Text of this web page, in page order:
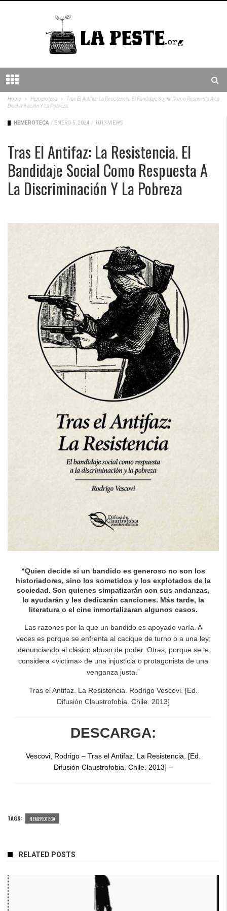
Home Hemeroteca
Tras El Antifaz: La Resistencia. El Bandidaje Social Como Respuesta A La
Discriminación Y La Pobreza
HEMEROTECA / ENERO 5, 2024 / 1013 VIEWS
Tras El Antifaz: La Resistencia. El
Bandidaje Social Como Respuesta A
La Discriminación Y La Pobreza
“Quien decide si un bandido es generoso no son los
historiadores, sino los sometidos y los explotados de la
sociedad. Son quienes simpatizarán con sus andanzas,
lo ayudarán y les dedicarán canciones. Más tarde, la
literatura o el cine inmortalizaran algunos casos.
Las razones por la que un bandido es apoyado varía. A
veces es porque se enfrenta al cacique de turno o a una ley;
denunciando el clásico abuso de poder. Otras, porque se le
considera «victima» de una injusticia o protagonista de una
venganza justa.”
Tras el Antifaz. La Resistencia. Rodrigo Vescovi. [Ed.
Difusión Claustrofobia. Chile. 2013]
DESCARGA:
Vescovi, Rodrigo – Tras el Antifaz. La Resistencia. [Ed.
Difusión Claustrofobia. Chile. 2013] –
TAGS: HEMEROTECA
RELATED POSTS